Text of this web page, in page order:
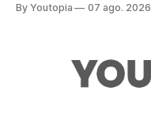
By Youtopia 07 ago. 2026